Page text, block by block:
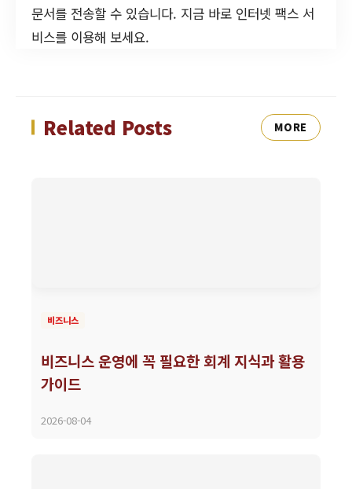
문서를 전송할 수 있습니다. 지금 바로 인터넷 팩스 서
비스를 이용해 보세요.
Related Posts MORE
비즈니스
비즈니스 운영에 꼭 필요한 회계 지식과 활용
가이드
2026-08-04